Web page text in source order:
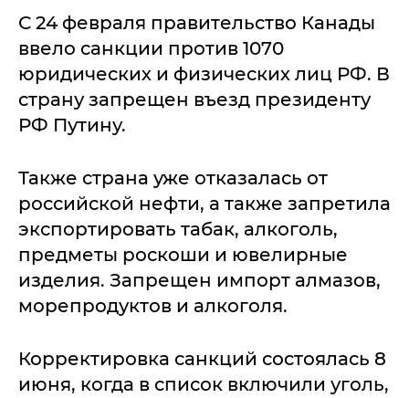
С 24 февраля правительство Канады
ввело санкции против 1070
юридических и физических лиц РФ. В
страну запрещен въезд президенту
РФ Путину.
Также страна уже отказалась от
российской нефти, а также запретила
экспортировать табак, алкоголь,
предметы роскоши и ювелирные
изделия. Запрещен импорт алмазов,
морепродуктов и алкоголя.
Корректировка санкций состоялась 8
июня, когда в список включили уголь,